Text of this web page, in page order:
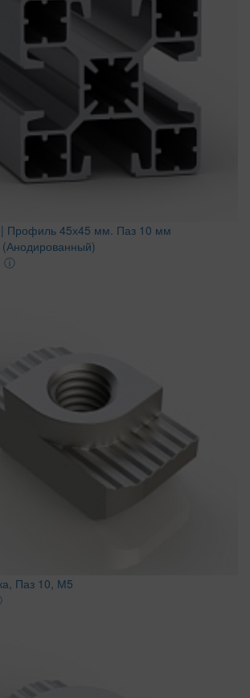
Профиль 45х45 мм. Паз 10 мм
(Анодированный)
ⓘ
Паз 10, М5